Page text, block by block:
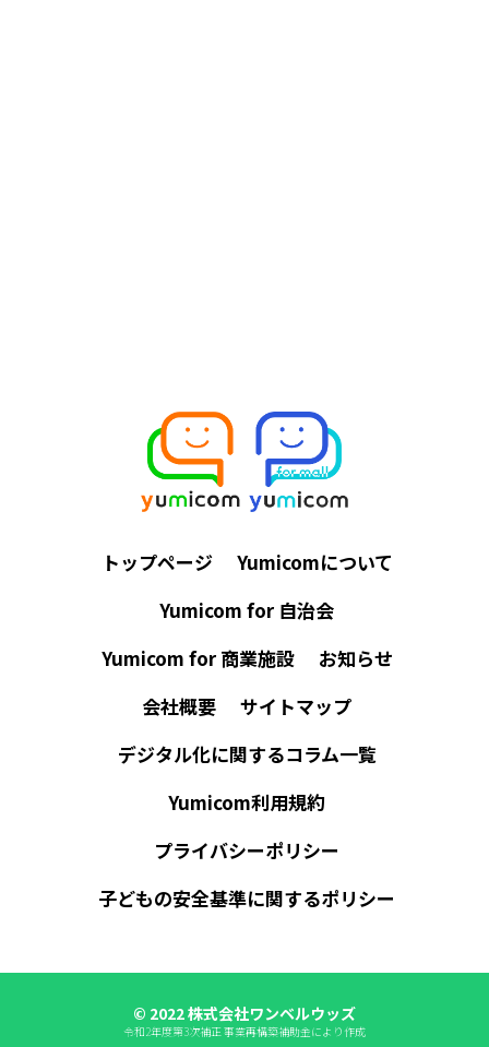
トップページ
Yumicomについて
Yumicom for 自治会
Yumicom for 商業施設
お知らせ
会社概要
サイトマップ
デジタル化に関するコラム一覧
Yumicom利用規約
プライバシーポリシー
子どもの安全基準に関するポリシー
© 2022 株式会社ワンベルウッズ
令和2年度第3次補正 事業再構築補助金により作成